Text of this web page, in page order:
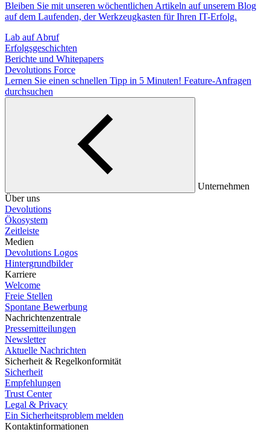
Bleiben Sie mit unseren wöchentlichen Artikeln auf unserem Blog
auf dem Laufenden, der Werkzeugkasten für Ihren IT-Erfolg.
Lab auf Abruf
Erfolgsgeschichten
Berichte und Whitepapers
Devolutions Force
Lernen Sie einen schnellen Tipp in 5 Minuten! Feature-Anfragen
durchsuchen
Unternehmen
Über uns
Devolutions
Ökosystem
Zeitleiste
Medien
Devolutions Logos
Hintergrundbilder
Karriere
Welcome
Freie Stellen
Spontane Bewerbung
Nachrichtenzentrale
Pressemitteilungen
Newsletter
Aktuelle Nachrichten
Sicherheit & Regelkonformität
Sicherheit
Empfehlungen
Trust Center
Legal & Privacy
Ein Sicherheitsproblem melden
Kontaktinformationen